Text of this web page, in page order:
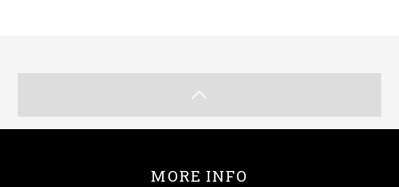
MORE INFO